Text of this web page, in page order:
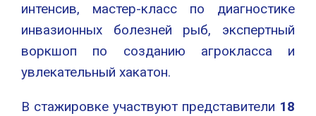
интенсив, мастер-класс по диагностике
инвазионных болезней рыб, экспертный
воркшоп по созданию агрокласса и
увлекательный хакатон.
В стажировке участвуют представители 18